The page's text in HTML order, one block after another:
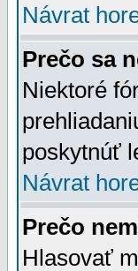
Návrat
Prečo sa
Niektoré
poskytnúť
Návrat
Prečo
Hlasovať